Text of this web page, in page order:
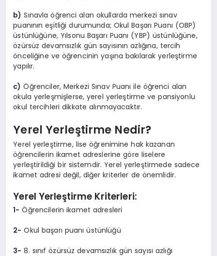
b) Sınavla öğrenci alan okullarda merkezi sınav
puanının eşitliği durumunda; Okul Başarı Puanı (OBP)
üstünlüğüne, Yılsonu Başarı Puanı (YBP) üstünlüğüne,
özürsüz devamsızlık gün sayısının azlığına, tercih
önceliğine ve öğrencinin yaşına bakılarak yerleştirme
yapılır.
c) Öğrenciler, Merkezi Sınav Puanı ile öğrenci alan
okula yerleşmişlerse, yerel yerleştirme ve pansiyonlu
okul tercihleri dikkate alınmayacaktır.
Yerel Yerleştirme Nedir?
Yerel yerleştirme, lise öğrenimine hak kazanan
öğrencilerin ikamet adreslerine göre liselere
yerleştirildiği bir sistemdir. Yerel yerleştirmede sadece
ikamet adresi değil, diğer kriterler de önemlidir.
Yerel Yerleştirme Kriterleri:
1- Öğrencilerin ikamet adresleri
2- Okul başarı puanı üstünlüğü
3- 8. sınıf özürsüz devamsızlık gün sayısı azlığı